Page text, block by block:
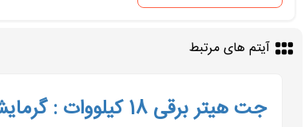
آیتم های مرتبط
جت هیتر برقی 18 کیلووات : گرمایش یکنواخت و مطمن